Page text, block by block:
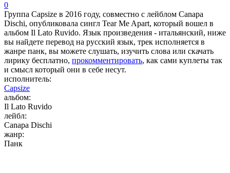
0
Группа Capsize в 2016 году, совместно с лейблом Canapa
Dischi, опубликовала сингл Tear Me Apart, который вошел в
альбом Il Lato Ruvido. Язык произведения - итальянский, ниже
вы найдете перевод на русский язык, трек исполняется в
жанре панк, вы можете слушать, изучить слова или скачать
лирику бесплатно, прокомментировать, как сами куплеты так
и смысл который они в себе несут.
исполнитель:
Capsize
альбом:
Il Lato Ruvido
лейбл:
Canapa Dischi
жанр:
Панк